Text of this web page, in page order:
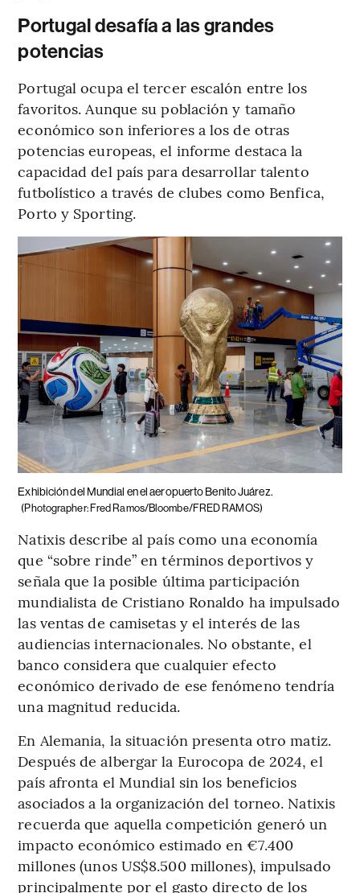
Portugal desafía a las grandes
potencias
Portugal ocupa el tercer escalón entre los
favoritos. Aunque su población y tamaño
económico son inferiores a los de otras
potencias europeas, el informe destaca la
capacidad del país para desarrollar talento
futbolístico a través de clubes como Benfica,
Porto y Sporting.
Exhibición del Mundial en el aeropuerto Benito Juárez.
(Photographer: Fred Ramos/Bloombe/FRED RAMOS)
Natixis describe al país como una economía
que “sobre rinde” en términos deportivos y
señala que la posible última participación
mundialista de Cristiano Ronaldo ha impulsado
las ventas de camisetas y el interés de las
audiencias internacionales. No obstante, el
banco considera que cualquier efecto
económico derivado de ese fenómeno tendría
una magnitud reducida.
En Alemania, la situación presenta otro matiz.
Después de albergar la Eurocopa de 2024, el
país afronta el Mundial sin los beneficios
asociados a la organización del torneo. Natixis
recuerda que aquella competición generó un
impacto económico estimado en €7.400
millones (unos US$8.500 millones), impulsado
principalmente por el gasto directo de los